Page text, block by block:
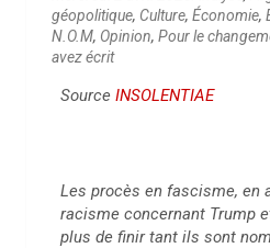
géopolitique, Culture, Économie,
N.O.M, Opinion, Pour le
avez écrit
Source INSOLENTIAE
Les procès en fascisme, en
racisme concernant Trump
plus de finir tant ils sont